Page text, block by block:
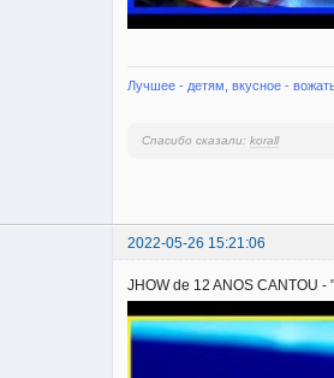
Лучшее - детям, вкусное -
Спасибо сказали: korall
2022-05-26 15:21:06
JHOW de 12 ANOS CANTOU -